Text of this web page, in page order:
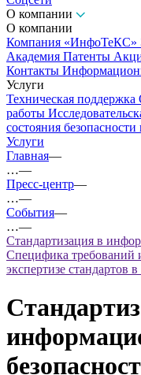
О компании
О компании
Компания «ИнфоТеКС»
Академия Патенты
Контакты
Услуги
Техническая поддержка
работы
состояния
Услуги
Главная—
…—
Пресс-центр—
…—
События—
…—
Стандартизация в
Специфика требований
экспертизе стандартов